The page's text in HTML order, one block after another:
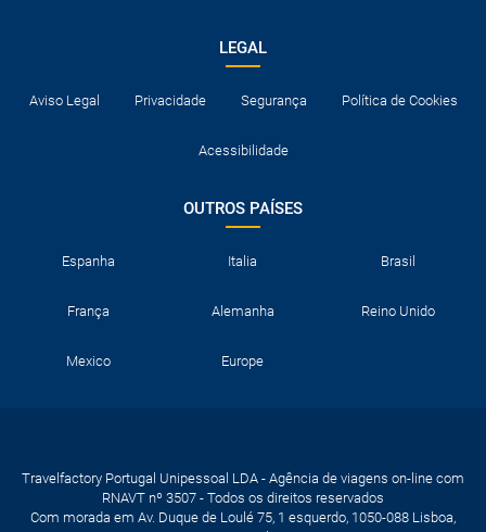
LEGAL
Aviso Legal Privacidade Segurança Política de Cookies
Acessibilidade
OUTROS PAÍSES
Espanha Italia Brasil
França Alemanha Reino Unido
Mexico Europe
Travelfactory Portugal Unipessoal LDA - Agência de viagens on-line com
RNAVT nº 3507 - Todos os direitos reservados
Com morada em Av. Duque de Loulé 75, 1 esquerdo, 1050-088 Lisboa,